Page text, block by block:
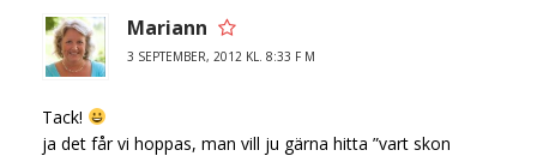
Mariann
3 SEPTEMBER, 2012 KL. 8:33 F M
Tack!
ja det får vi hoppas, man vill ju gärna hitta ”vart skon